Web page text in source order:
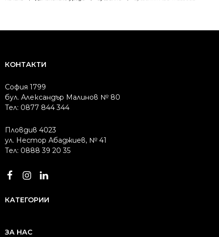
КОНТАКТИ
София 1799
бул. Александър Малинов № 80
Тел: 0877 844 344
Пловдив 4023
ул. Нестор Абаджиев, № 41
Тел: 0888 39 20 35
КАТЕГОРИИ
ЗА НАС